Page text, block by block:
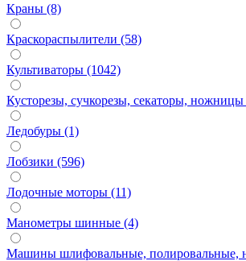
Краны (8)
Краскораспылители (58)
Культиваторы (1042)
Кусторезы, сучкорезы, секаторы,
Ледобуры (1)
Лобзики (596)
Лодочные моторы (11)
Манометры шинные (4)
Машины шлифовальные, полировальные,